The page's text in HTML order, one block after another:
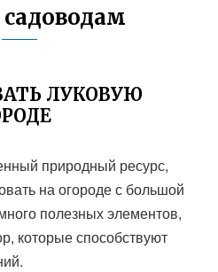
ЛУКОВУЮ
природный ресурс,
на огороде с большой
полезных элементов,
которые способствуют